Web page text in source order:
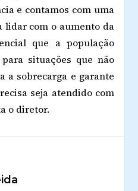
e contamos com uma
lidar com o aumento da
que a população
situações que não
a sobrecarga e garante
seja atendido com
o diretor.